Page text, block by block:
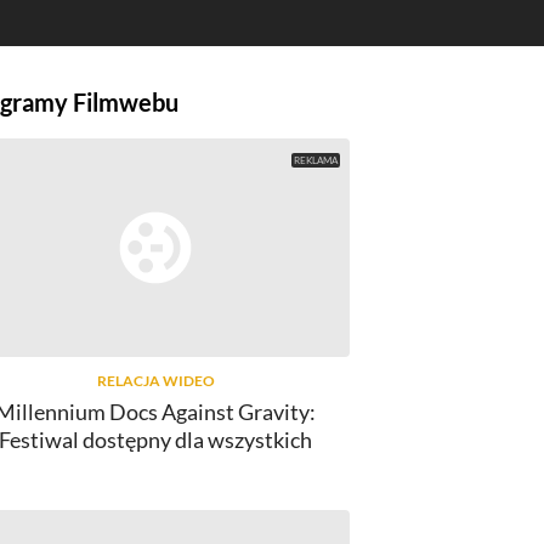
Filmwebu
RELACJA WIDEO
Docs Against Gravity:
Festiwal dostępny dla wszystkich